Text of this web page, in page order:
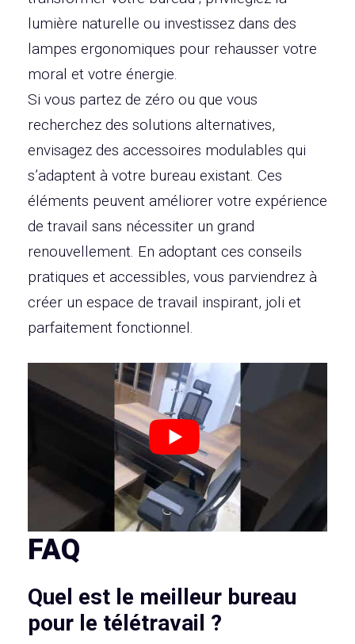
lumière naturelle ou investissez dans des
lampes ergonomiques pour rehausser votre
moral et votre énergie.
Si vous partez de zéro ou que vous
recherchez des solutions alternatives,
envisagez des accessoires modulables qui
s’adaptent à votre bureau existant. Ces
éléments peuvent améliorer votre expérience
de travail sans nécessiter un grand
renouvellement. En adoptant ces conseils
pratiques et accessibles, vous parviendrez à
créer un espace de travail inspirant, joli et
parfaitement fonctionnel.
FAQ
Quel est le meilleur bureau
pour le télétravail ?